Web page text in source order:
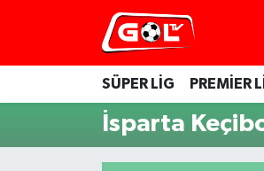
SÜPER LİG PREMİER
İsparta